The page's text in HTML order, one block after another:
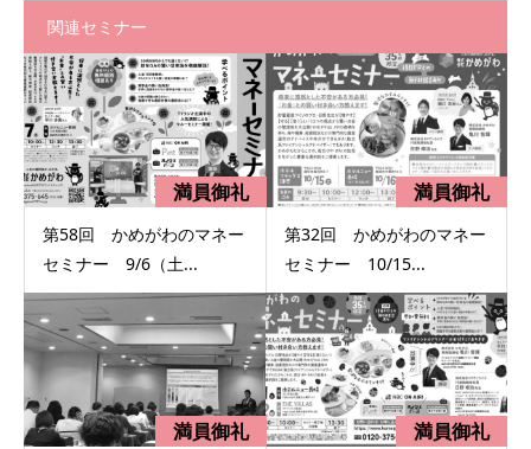
関連セミナー
第58回 かめがわのマネー
セミナー 9/6（土...
第32回 かめがわのマネー
セミナー 10/15...